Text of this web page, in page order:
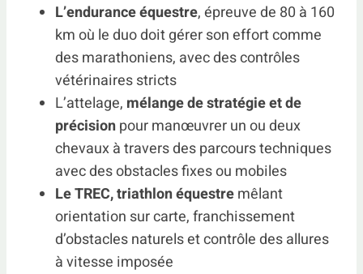
L’endurance équestre, épreuve de 80 à 160
km où le duo doit gérer son effort comme
des marathoniens, avec des contrôles
vétérinaires stricts
L’attelage, mélange de stratégie et de
précisionpour manœuvrer un ou deux
chevaux à travers des parcours techniques
avec des obstacles fixes ou mobiles
Le TREC, triathlon équestremêlant
orientation sur carte, franchissement
d’obstacles naturels et contrôle des allures
à vitesse imposée